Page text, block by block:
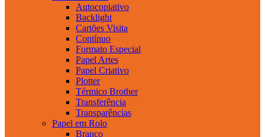
Autocopiativo
Backlight
Cartões Visita
Contínuo
Formato Especial
Papel Artes
Papel Criativo
Plotter
Térmico Brother
Transferência
Transparências
Papel em Rolo
Branco